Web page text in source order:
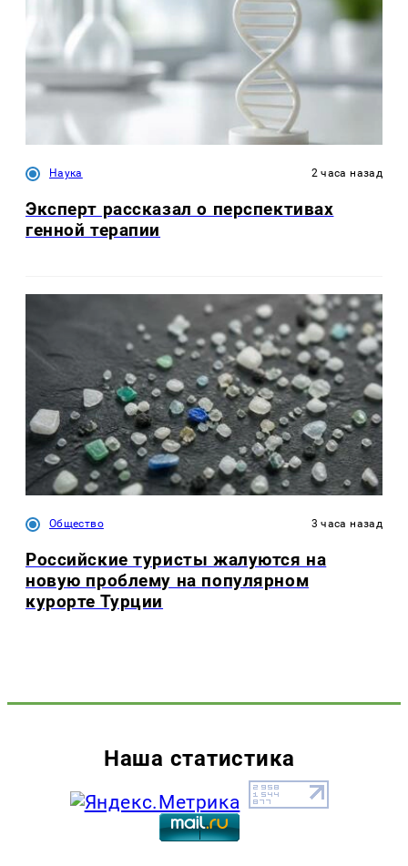
Наука 2 часа назад
Эксперт рассказал о перспективах
генной терапии
Общество 3 часа назад
Российские туристы жалуются на
новую проблему на популярном
курорте Турции
Наша статистика